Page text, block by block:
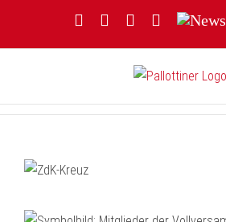
FacebookYouTubeInstagram
Threads